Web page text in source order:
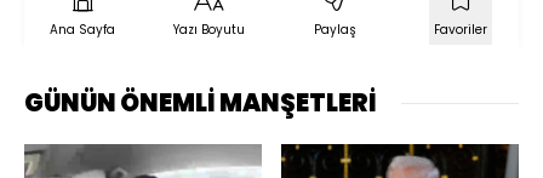
Ana Sayfa Yazı Boyutu Paylaş Favoriler
GÜNÜN ÖNEMLİ MANŞETLERİ